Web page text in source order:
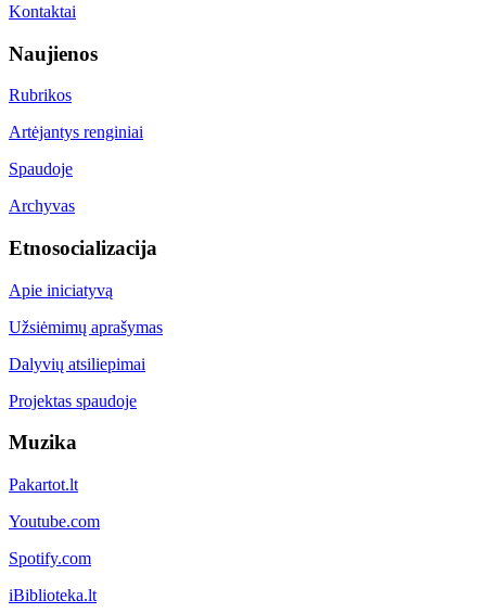
Kontaktai
Naujienos
Rubrikos
Artėjantys renginiai
Spaudoje
Archyvas
Etnosocializacija
Apie iniciatyvą
Užsiėmimų aprašymas
Dalyvių atsiliepimai
Projektas spaudoje
Muzika
Pakartot.lt
Youtube.com
Spotify.com
iBiblioteka.lt